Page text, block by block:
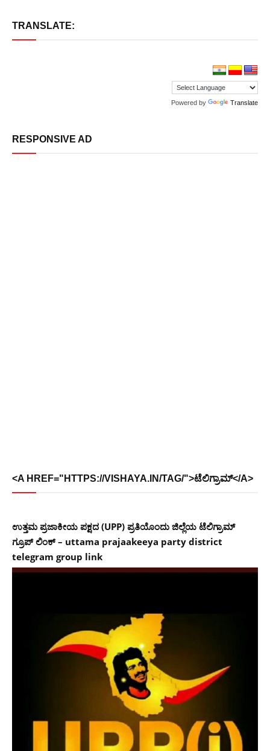
TRANSLATE:
Powered by Translate
RESPONSIVE AD
<A HREF="HTTPS://VISHAYA.IN/TAG/">ಟೆಲಿಗ್ರಾಮ್</A>
ಉತ್ತಮ ಪ್ರಜಾಕೀಯ ಪಕ್ಷದ (UPP) ಪ್ರತಿಯೊಂದು ಜಿಲ್ಲೆಯ ಟೆಲಿಗ್ರಾಮ್
ಗ್ರೂಪ್ ಲಿಂಕ್ – uttama prajaakeeya party district
telegram group link